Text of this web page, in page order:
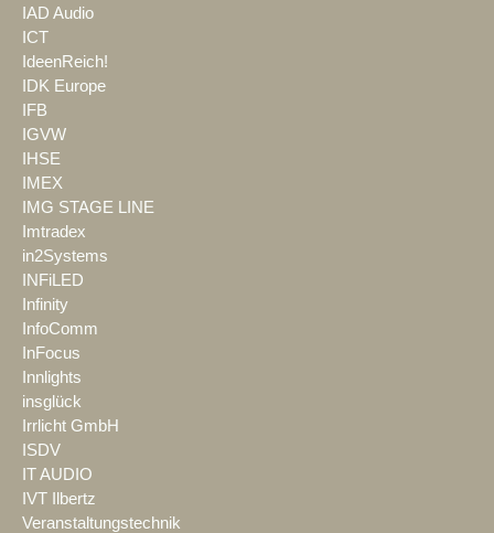
IAD Audio
ICT
IdeenReich!
IDK Europe
IFB
IGVW
IHSE
IMEX
IMG STAGE LINE
Imtradex
in2Systems
INFiLED
Infinity
InfoComm
InFocus
Innlights
insglück
Irrlicht GmbH
ISDV
IT AUDIO
IVT Ilbertz
Veranstaltungstechnik